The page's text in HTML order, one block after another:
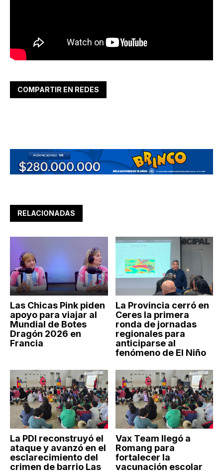
COMPARTIR EN REDES
RELACIONADAS
Las Chicas Pink piden
apoyo para viajar al
Mundial de Botes
Dragón 2026 en
Francia
La Provincia cerró en
Ceres la primera
ronda de jornadas
regionales para
anticiparse al
fenómeno de El Niño
La PDI reconstruyó el
ataque y avanzó en el
esclarecimiento del
crimen de barrio Las
Vax Team llegó a
Romang para
fortalecer la
vacunación escolar